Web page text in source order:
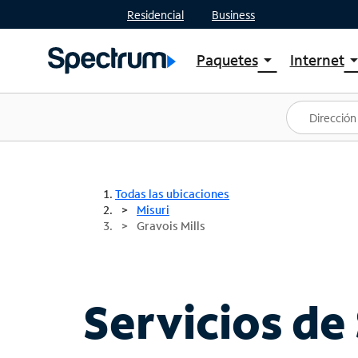
Residencial Business
Paquetesarrow_drop_down
Ver paquetes
Spectrum One
Mejores ofertas
Internetarrow_drop_down
Planes
Todas las ubicaciones
Misuri
Gravois Mills
Servicios